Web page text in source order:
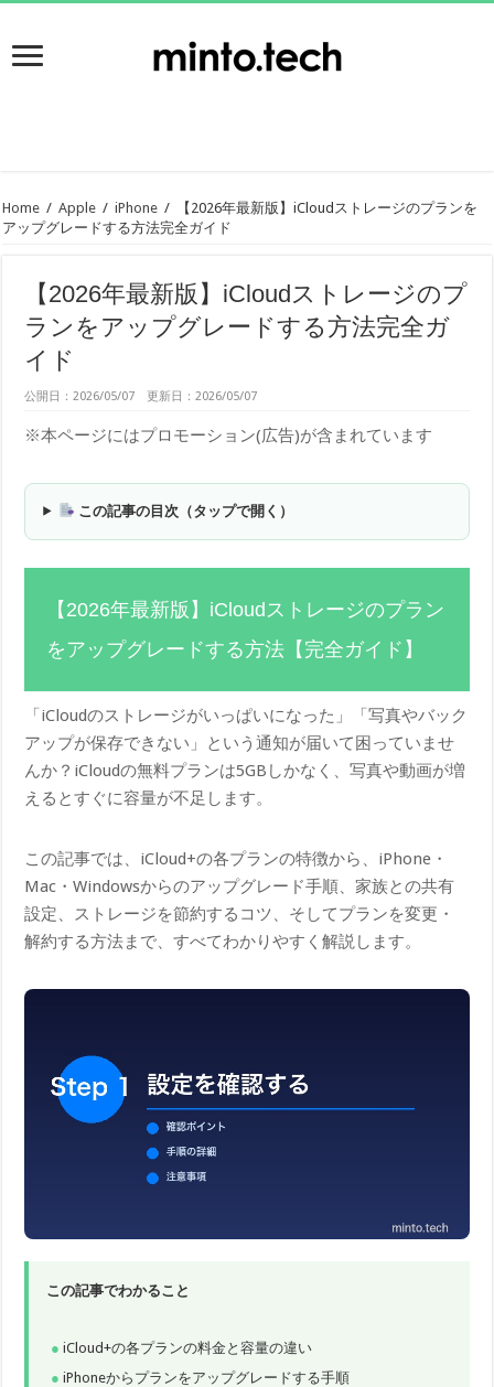
Home / Apple / iPhone /
【2026年最新版】iCloudストレージのプランを
アップグレードする方法完全ガイド
【2026年最新版】iCloudストレージのプ
ランをアップグレードする方法完全ガ
イド
公開日：2026/05/07 更新日：2026/05/07
※本ページにはプロモーション(広告)が含まれています
この記事の目次（タップで開く）
【2026年最新版】iCloudストレージのプラン
をアップグレードする方法【完全ガイド】
「iCloudのストレージがいっぱいになった」「写真やバック
アップが保存できない」という通知が届いて困っていませ
んか？iCloudの無料プランは5GBしかなく、写真や動画が増
えるとすぐに容量が不足します。
この記事では、iCloud+の各プランの特徴から、iPhone・
Mac・Windowsからのアップグレード手順、家族との共有
設定、ストレージを節約するコツ、そしてプランを変更・
解約する方法まで、すべてわかりやすく解説します。
この記事でわかること
iCloud+の各プランの料金と容量の違い
iPhoneからプランをアップグレードする手順